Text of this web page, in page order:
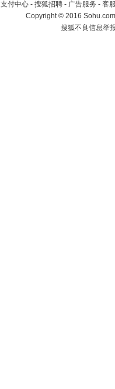
支付中心 - 搜狐招聘 - 广告服务 - 客
Copyright©2016
搜狐不良信息举